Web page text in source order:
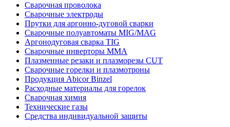
Сварочная проволока
Сварочные электроды
Прутки для аргонно-дуговой сварки
Сварочные полуавтоматы MIG/MAG
Аргонодуговая сварка TIG
Сварочные инверторы MMA
Плазменные резаки и плазморезы CUT
Сварочные горелки и плазмотроны
Продукция Abicor Binzel
Расходные материалы для горелок
Сварочная химия
Технические газы
Средства индивидуальной защиты